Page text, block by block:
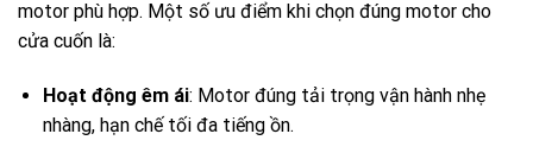
motor phù hợp. Một số ưu điểm khi chọn đúng motor cho
cửa cuốn là:
Hoạt động êm ái: Motor đúng tải trọng vận hành nhẹ
nhàng, hạn chế tối đa tiếng ồn.